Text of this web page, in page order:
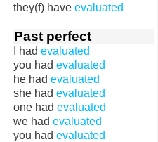
they(f) have evaluated
Past perfect
I had evaluated
you had evaluated
he had evaluated
she had evaluated
one had evaluated
we had evaluated
you had evaluated